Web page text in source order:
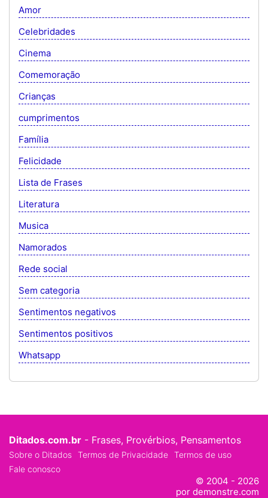
Amor
Celebridades
Cinema
Comemoração
Crianças
cumprimentos
Família
Felicidade
Lista de Frases
Literatura
Musica
Namorados
Rede social
Sem categoria
Sentimentos negativos
Sentimentos positivos
Whatsapp
Ditados.com.br - Frases, Provérbios, Pensamentos
Sobre o Ditados Termos de Privacidade Termos de uso
Fale conosco
© 2004 - 2026
por demonstre.com